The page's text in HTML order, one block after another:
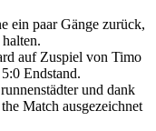
ein paar Gänge zurück,
auf Zuspiel von Timo
Endstand.
und dank
Match ausgezeichnet